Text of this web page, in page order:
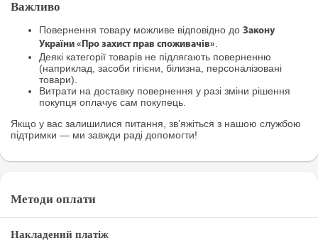
Важливо
Повернення товару можливе відповідно до Закону
України «Про захист прав споживачів».
Деякі категорії товарів не підлягають поверненню
(наприклад, засоби гігієни, білизна, персоналізовані
товари).
Витрати на доставку повернення у разі зміни рішення
покупця оплачує сам покупець.
Якщо у вас залишилися питання, зв’яжіться з нашою службою
підтримки — ми завжди раді допомогти!
Методи оплати
Накладений платіж